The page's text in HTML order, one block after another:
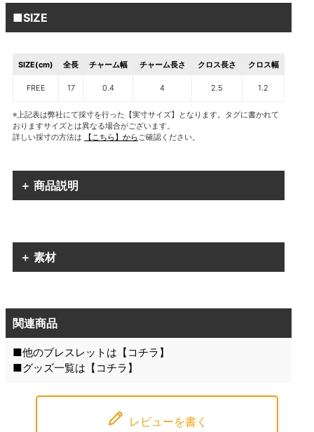
■SIZE
SIZE(cm) 全長 チャーム幅 チャーム長さ クロス長さ クロス幅
FREE 17 0.4 4 2.5 1.2
※上記表は弊社にて採寸を行った【実寸サイズ】となります。タグに書かれて
おりますサイズとは異なる場合がございます。
詳しい採寸の方法は
【こちら】からご確認ください。
＋ 商品説明
＋ 素材
関連商品
■他のブレスレットは【 コチラ 】
■グッズ一覧は【 コチラ 】
レビューを書く